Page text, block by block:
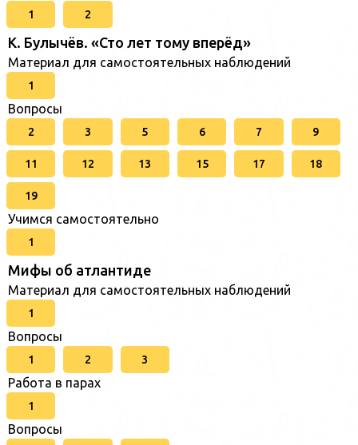
1 2
К. Булычёв. «Сто лет тому вперёд»
Материал для самостоятельных наблюдений
1
Вопросы
2 3 5 6 7 9
11 12 13 15 17 18
19
Учимся самостоятельно
1
Мифы об атлантиде
Материал для самостоятельных наблюдений
1
Вопросы
1 2 3
Работа в парах
1
Вопросы